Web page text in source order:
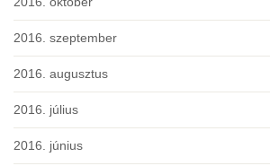
2016. szeptember
2016. augusztus
2016. július
2016. június